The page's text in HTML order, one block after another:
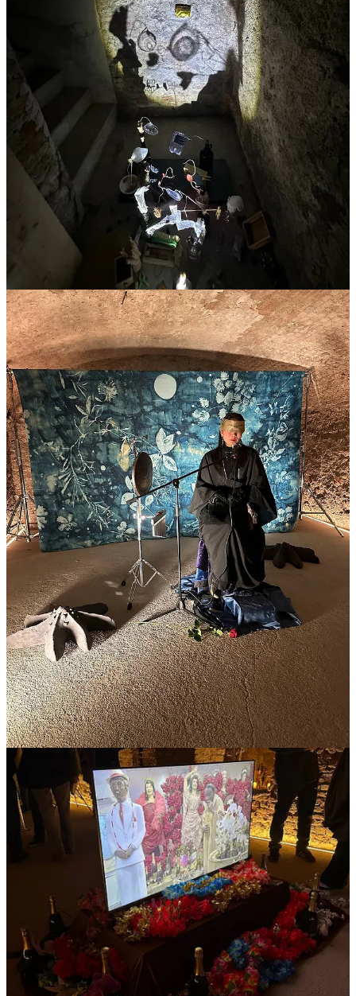
Questo mega-progetto artistico è un mix di arte e musica, come
di fatto Tatum ha sempre fatto
, anche se in modo meno esplicito.
La musica di Tatum è arte in senso ampio, catturata da parole e
melodie, e questo progetto ci ha solo evidenziato una cosa che è
sempre stata sotto i nostri occhi.
Cosa dire delle canzoni? La scelta di un EP così concettuale, in cui
due sole tracce si complementano e si bilanciano in modo tale da
creare completezza, ègeniale.
Una cosa che mi ha fatto impazzire sonoi fiatiin entrambe le
canzoni, che riscaldano tantissimo il suono con una raffinatezza
incredibile, e fanno diventare lestrumentali imponenti ma
eleganti. Magia.
E poi va be, le melodie vocali sono come al solito un delirio totale:
mi chiedo sempre
come faccia a concepire delle linee così freschesu qualsiasi
strumentale, perché non c’è mai stata una volta in cui ha tirato fuori
una melodia prevedibile. Questo è talento puro.
Niente ragazzi, sono rimasto folgorato da quello che è successo.
Non vi resta che godervi le due canzoni (che metto nella playlist),
guardarvi i video su Instagram...e venire a sentirlo a Milano al
Santeria, Sabato 3 Febbraio.
È anche gratis! Se passate fatemelo sapere :)
Qui la registrazione per l’evento:
Tatum Rush, Sabato 3 Febbraio
Matteo Alieno - Normale